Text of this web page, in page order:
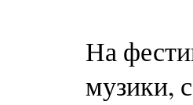
На
музики,